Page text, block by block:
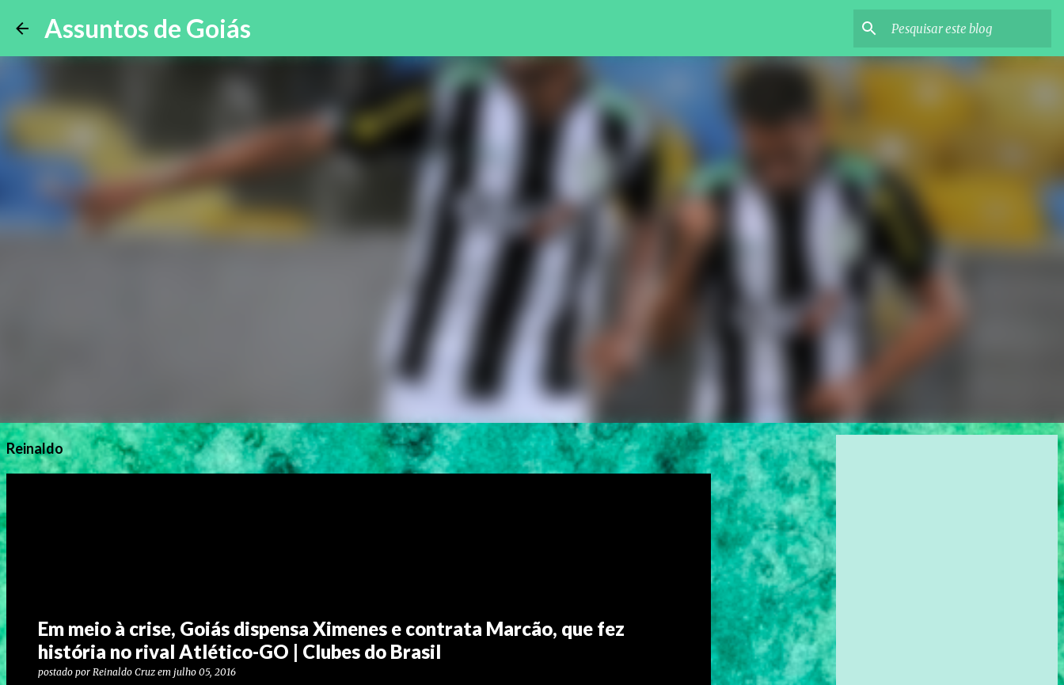
Assuntos de Goiás
Reinaldo
Em meio à crise, Goiás dispensa Ximenes e contrata Marcão, que fez
história no rival Atlético-GO | Clubes do Brasil
postado por Reinaldo Cruz em julho 05, 2016